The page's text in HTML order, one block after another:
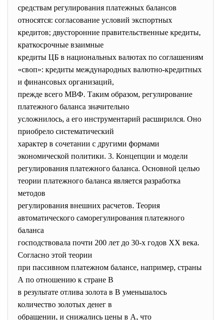
средствам регулирования платежных балансов
относятся: согласование условий экспортных
кредитов; двусторонние правительственные кредиты,
краткосрочные взаимные
кредиты ЦБ в национальных валютах по соглашениям
«своп»: кредиты международных валютно-кредитных
и финансовых организаций,
прежде всего МВФ. Таким образом, регулирование
платежного баланса значительно
усложнилось, а его инструментарий расширился. Оно
приобрело систематический
характер в сочетании с другими формами
экономической политики. 3. Концепции и модели
регулирования платежного баланса. Основной целью
теории платежного баланса является разработка
методов
регулирования внешних расчетов. Теория
автоматического саморегулирования платежного
баланса
господствовала почти 200 лет до 30-х годов XX века.
Согласно этой теории
при пассивном платежном балансе, например, страны
А по отношению к стране В
в результате отлива золота в В уменьшалось
количество золотых денег в
обращении, и снижались цены в А, что